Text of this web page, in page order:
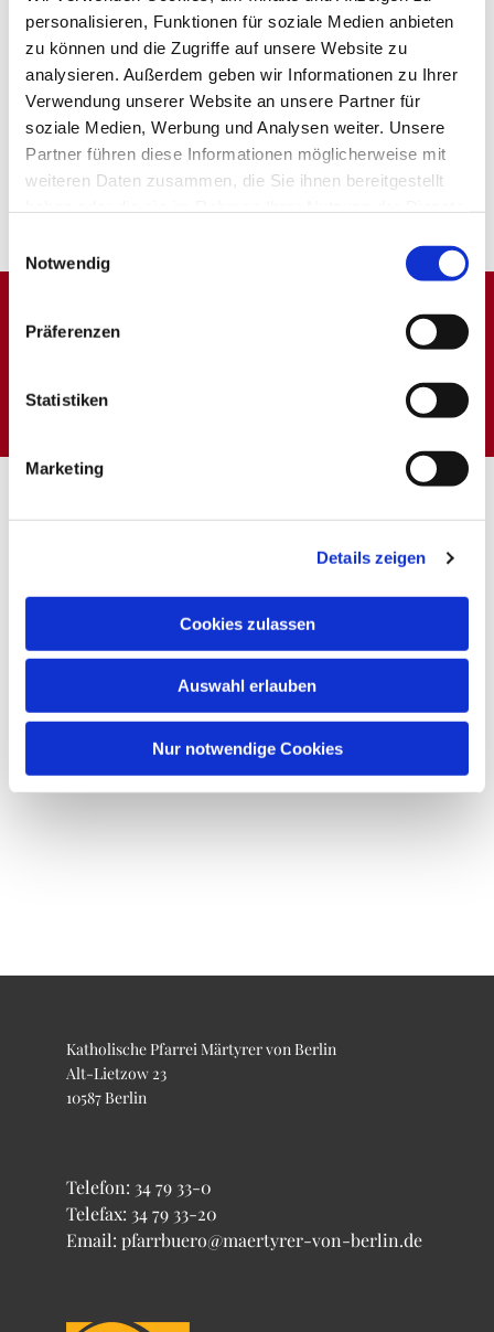
personalisieren, Funktionen für soziale Medien anbieten
zu können und die Zugriffe auf unsere Website zu
analysieren. Außerdem geben wir Informationen zu Ihrer
Verwendung unserer Website an unsere Partner für
soziale Medien, Werbung und Analysen weiter. Unsere
Partner führen diese Informationen möglicherweise mit
weiteren Daten zusammen, die Sie ihnen bereitgestellt
Notwendig
Präferenzen
Statistiken
Marketing
Details zeigen
Cookies zulassen
Auswahl erlauben
Nur notwendige Cookies
Dies könnte Sie auch
Katholische Pfarrei Märtyrer von Berlin
Alt-Lietzow 23
10587 Berlin
Telefon: 34 79 33-0
Telefax: 34 79 33-20
Email: pfarrbuero@maertyrer-von-berlin.de